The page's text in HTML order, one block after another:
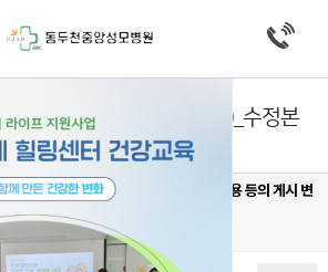
의 게시 변경 (2019/09/24)_수정본
24 16:24조회 14,224회댓글 0건
제비 _ 홈페이지 원내비치비급여 진료비용 등의 게시 변
09-24 16:24:52